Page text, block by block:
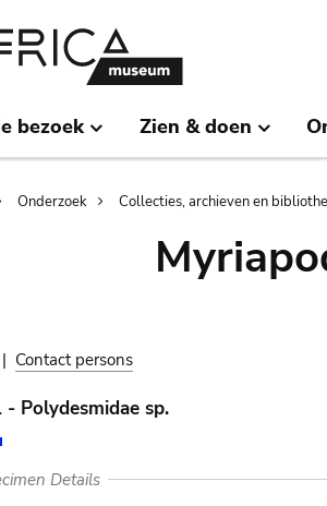
bezoek Zien & doen
Onderzoek Collecties, archieven en
| Contact persons
- Polydesmidae sp.
Details